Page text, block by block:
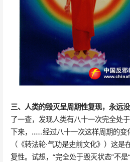
三、人类的毁灭呈周期性复现，永远
了一查，发现人类有八十一次完全处
下来，……经过八十一次这样周期的变
（《转法轮·气功是史前文化》）这是
复性。试想，“完全处于毁灭状态”不是